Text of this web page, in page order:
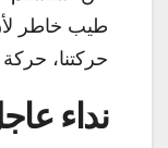
طيب خاطر
حركتنا،
نداء